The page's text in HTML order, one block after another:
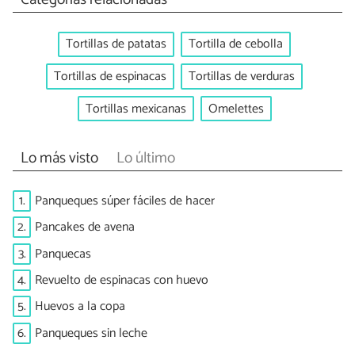
Tortillas de patatas
Tortilla de cebolla
Tortillas de espinacas
Tortillas de verduras
Tortillas mexicanas
Omelettes
Lo más visto Lo último
1. Panqueques súper fáciles de hacer
2. Pancakes de avena
3. Panquecas
4. Revuelto de espinacas con huevo
5. Huevos a la copa
6. Panqueques sin leche